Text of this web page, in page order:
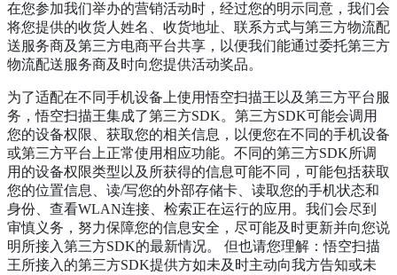
在您参加我们举办的营销活动时，经过您的明示同意，我们会
将您提供的收货人姓名、收货地址、联系方式与第三方物流配
送服务商及第三方电商平台共享，以便我们能通过委托第三方
物流配送服务商及时向您提供活动奖品。
为了适配在不同手机设备上使用悟空扫描王以及第三方平台服
务，悟空扫描王集成了第三方SDK。第三方SDK可能会调用
您的设备权限、获取您的相关信息，以便您在不同的手机设备
或第三方平台上正常使用相应功能。不同的第三方SDK所调
用的设备权限类型以及所获得的信息可能不同，可能包括获取
您的位置信息、读/写您的外部存储卡、读取您的手机状态和
身份、查看WLAN连接、检索正在运行的应用。我们会尽到
审慎义务，努力保障您的信息安全，尽可能及时更新并向您说
明所接入第三方SDK的最新情况。 但也请您理解：悟空扫描
王所接入的第三方SDK提供方如未及时主动向我方告知或未